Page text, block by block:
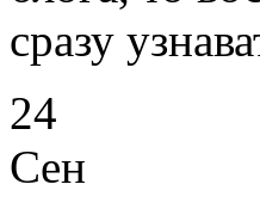
сразу
24
Сен